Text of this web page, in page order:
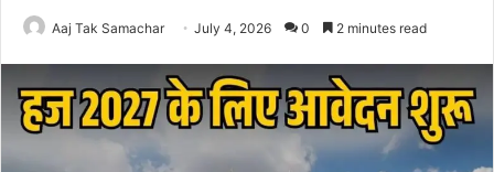
Aaj Tak Samachar July 4, 2026 0 2 minutes read